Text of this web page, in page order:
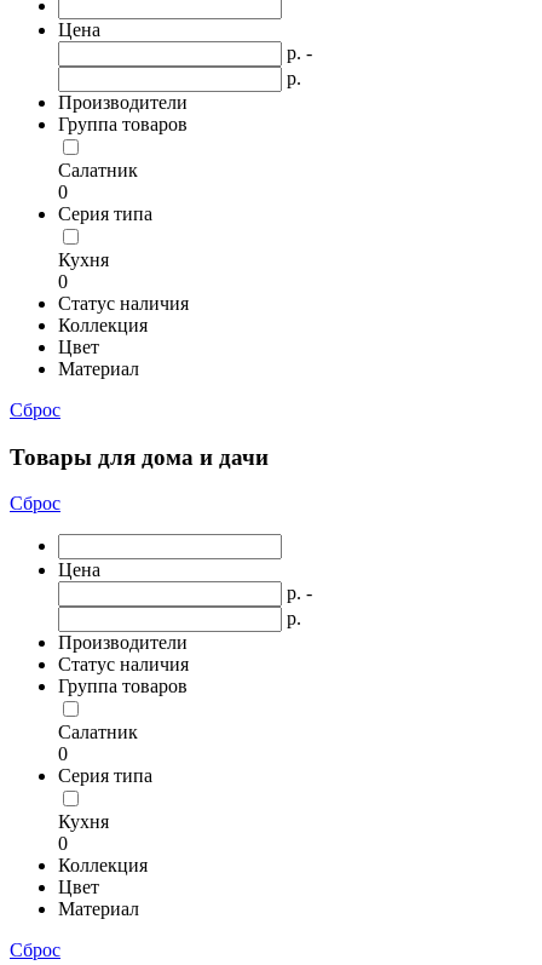
Цена
р. -
р.
Производители
Группа товаров
Салатник
0
Серия типа
Кухня
0
Статус наличия
Коллекция
Цвет
Материал
Сброс
Товары для дома и дачи
Сброс
Цена
р. -
р.
Производители
Статус наличия
Группа товаров
Салатник
0
Серия типа
Кухня
0
Коллекция
Цвет
Материал
Сброс